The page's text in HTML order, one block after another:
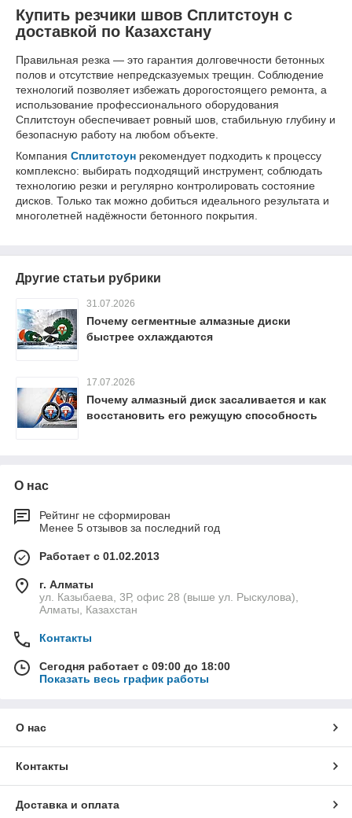
Купить резчики швов Сплитстоун с
доставкой по Казахстану
Правильная резка — это гарантия долговечности бетонных
полов и отсутствие непредсказуемых трещин. Соблюдение
технологий позволяет избежать дорогостоящего ремонта, а
использование профессионального оборудования
Сплитстоун обеспечивает ровный шов, стабильную глубину и
безопасную работу на любом объекте.
Компания Сплитстоун рекомендует подходить к процессу
комплексно: выбирать подходящий инструмент, соблюдать
технологию резки и регулярно контролировать состояние
дисков. Только так можно добиться идеального результата и
многолетней надёжности бетонного покрытия.
Другие статьи рубрики
31.07.2026
Почему сегментные алмазные диски
быстрее охлаждаются
17.07.2026
Почему алмазный диск засаливается и как
восстановить его режущую способность
О нас
Рейтинг не сформирован
Менее 5 отзывов за последний год
Работает с 01.02.2013
г. Алматы
ул. Казыбаева, 3Р, офис 28 (выше ул. Рыскулова),
Алматы, Казахстан
Контакты
Сегодня работает с 09:00 до 18:00
Показать весь график работы
О нас
Контакты
Доставка и оплата